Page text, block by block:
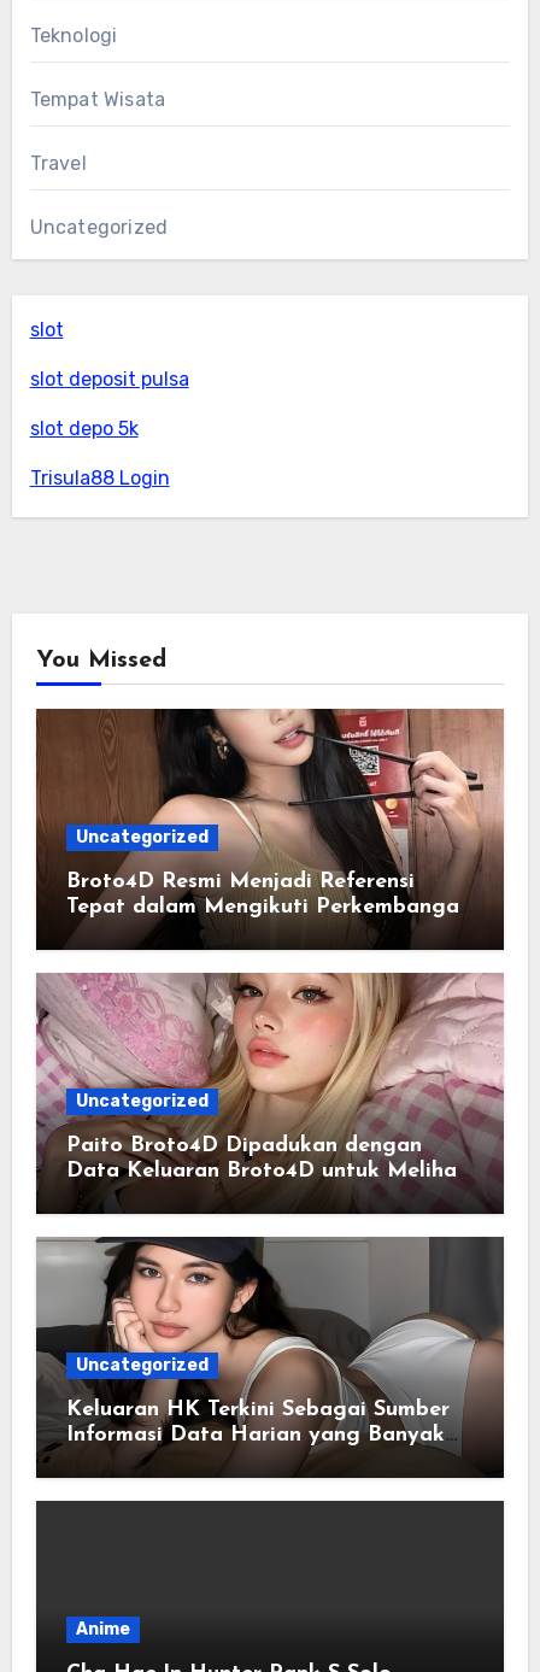
Teknologi
Tempat Wisata
Travel
Uncategorized
slot
slot deposit pulsa
slot depo 5k
Trisula88 Login
You Missed
Uncategorized
Broto4D Resmi Menjadi Referensi
Tepat dalam Mengikuti Perkembangan
Data Togel
Uncategorized
Paito Broto4D Dipadukan dengan
Data Keluaran Broto4D untuk Melihat
Riwayat Hasil
Uncategorized
Keluaran HK Terkini Sebagai Sumber
Informasi Data Harian yang Banyak
Anime